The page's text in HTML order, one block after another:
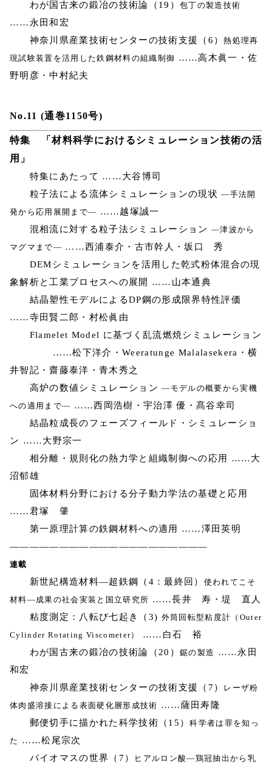
わが国古来の鍛冶の技術論（19） 包丁の製造技術
……永田和宏
神奈川県産業技術センターの技術支援（6）熱処理再
現試験装置を活用した鉄鋼材料の組織制御 ……高木眞一・佐
野明彦・中村紀夫
No.11 (通巻1150号)
特集 「材料科学におけるシミュレーション技術の活
用」
特集にあたって ……大谷博司
粒子法による流体シミュレーションの現状―手法開
発から応用展開まで― ……越塚誠一
混相流に対する粒子法シミュレーション ―津波から
マグマまで― ……西浦泰介・古市幹人・坂口 秀
DEMシミュレーションを活用した乾式粉体混合の現
象解析と工業プロセスへの展開 ……山本通典
結晶塑性モデルによるDP鋼の形成限界特性評価
……寺田賢二郎・村松眞由
Flamelet Model に基づく乱流燃焼シミュレーション
……松下洋介・Weeratunge Malalasekera・横
井智記・齋藤泰洋・青木秀之
高炉の数値シミュレーション―モデルの概要から実機
への適用まで― ……西岡浩樹・宇治澤 優・髙谷幸司
結晶粒成長のフェーズフィールド・シミュレーショ
ン ……大野宗一
相分離・規則化の熱力学と組織制御への応用 ……大
沼郁雄
固体材料分野における分子動力学法の基礎と応用
……君塚 肇
第一原理計算の鉄鋼材料への適用 ……澤田英明
————————————————————
連載
新世紀構造材料―超鉄鋼（4：最終回） 使われてこそ
材料―成果の社会実装と国立研究所 ……長井 寿・堤 直人
粘度測定：八転び七起き（3) 外筒回転型粘度計（Outer
Cylinder Rotating Viscometer）
……白石 裕
わが国古来の鍛冶の技術論（20） 鋸の製造 ……永田
和宏
神奈川県産業技術センターの技術支援（7）
レーザ粉
体肉盛溶接による表面硬化層形成技術 ……薩田寿隆
郵便切手に描かれた科学技術（15）科学者は罪を知っ
た ……松尾宗次
バイオマスの世界（7）
ヒアルロン酸―鶏冠抽出から乳